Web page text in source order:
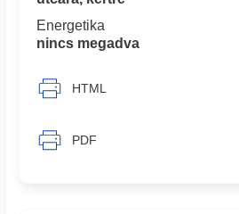
Energetika
nincs megadva
HTML
PDF